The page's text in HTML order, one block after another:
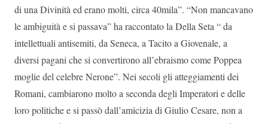
di una Divinità ed erano molti, circa 40mila”. “Non mancavano
le ambiguità e si passava” ha raccontato la Della Seta “ da
intellettuali antisemiti, da Seneca, a Tacito a Giovenale, a
diversi pagani che si convertirono all’ebraismo come Poppea
moglie del celebre Nerone”. Nei secoli gli atteggiamenti dei
Romani, cambiarono molto a seconda degli Imperatori e delle
loro politiche e si passò dall’amicizia di Giulio Cesare, non a